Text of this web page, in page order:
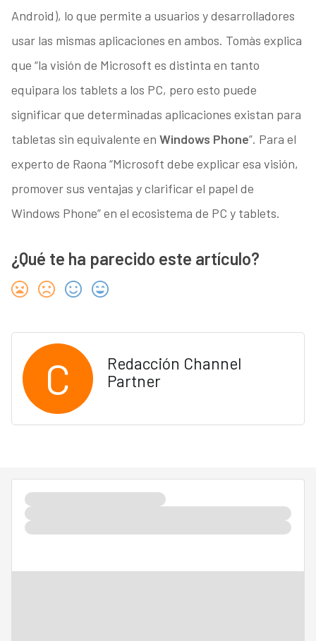
Android), lo que permite a usuarios y desarrolladores
usar las mismas aplicaciones en ambos. Tomàs explica
que “la visión de Microsoft es distinta en tanto
equipara los tablets a los PC, pero esto puede
significar que determinadas aplicaciones existan para
tabletas sin equivalente en Windows Phone”. Para el
experto de Raona “Microsoft debe explicar esa visión,
promover sus ventajas y clarificar el papel de
Windows Phone” en el ecosistema de PC y tablets.
¿Qué te ha parecido este artículo?
C
Redacción Channel
Partner